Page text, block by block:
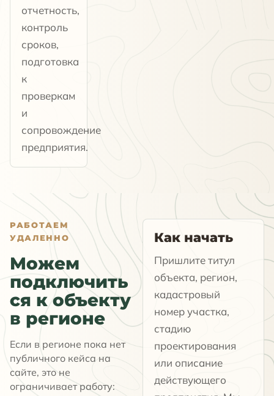
отчетность,
контроль
сроков,
подготовка
к
проверкам
и
сопровождение
предприятия.
РАБОТАЕМ
УДАЛЕННО
Можем
подключить
ся к объекту
в регионе
Если в регионе пока нет
публичного кейса на
сайте, это не
ограничивает работу:
Как начать
Пришлите титул
объекта, регион,
кадастровый
номер участка,
стадию
проектирования
или описание
действующего